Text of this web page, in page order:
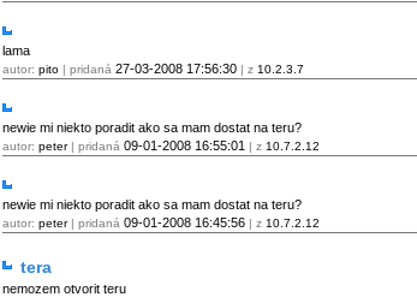
lama
autor: pito | pridaná 27-03-2008 17:56:30 | z 10.2.3.7
newie mi niekto poradit ako sa mam dostat na teru?
autor: peter| pridaná 09-01-2008 16:55:01 | z 10.7.2.12
newie mi niekto poradit ako sa mam dostat na teru?
autor: peter| pridaná 09-01-2008 16:45:56 | z 10.7.2.12
tera
nemozem otvorit teru